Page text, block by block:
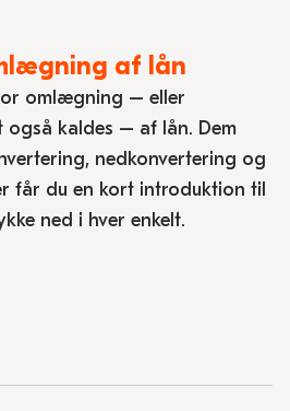
af lån
omlægning – eller
også kaldes – af lån. Dem
nedkonvertering og
får du en kort introduktion til
ned i hver enkelt.